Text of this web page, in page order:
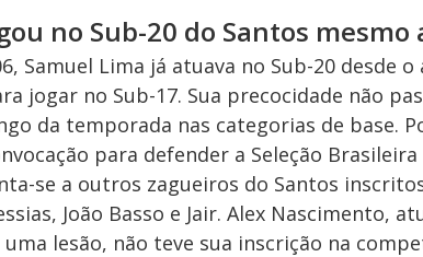
no Sub-20 do Santos
Samuel Lima já atuava no Sub-20 desde
jogar no Sub-17. Sua precocidade não
da temporada nas categorias de base.
para defender a Seleção Brasileira
se a outros zagueiros do Santos
João Basso e Jair. Alex Nascimento,
lesão, não teve sua inscrição na